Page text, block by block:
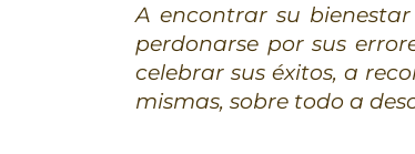
A encontrar su
perdonarse por sus
celebrar sus éxitos, a
mismas, sobre todo a